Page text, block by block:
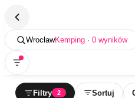
WrocławKemping · 0 wyników
Filtry 2 Sortuj